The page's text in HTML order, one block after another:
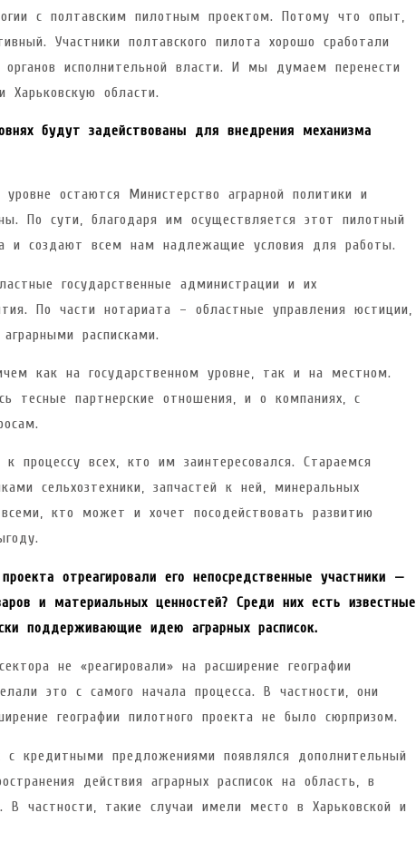
с полтавским пилотным проектом. Потому что опыт,
Участники полтавского пилота хорошо сработали
исполнительной власти. И мы думаем перенести
области.
будут задействованы для внедрения механизма
остаются Министерство аграрной политики и
По сути, благодаря им осуществляется этот пилотный
и создают всем нам надлежащие условия для работы.
государственные администрации и их
По части нотариата – областные управления юстиции,
расписками.
как на государственном уровне, так и на местном.
тесные партнерские отношения, и о компаниях, с
всех, кто им заинтересовался. Стараемся
сельхозтехники, запчастей к ней, минеральных
кто может и хочет посодействовать развитию
отреагировали его непосредственные участники —
и материальных ценностей? Среди них есть известные
поддерживающие идею аграрных расписок.
не «реагировали» на расширение географии
это с самого начала процесса. В частности, они
географии пилотного проекта не было сюрпризом.
кредитными предложениями появлялся дополнительный
действия аграрных расписок на область, в
В частности, такие случаи имели место в Харьковской и